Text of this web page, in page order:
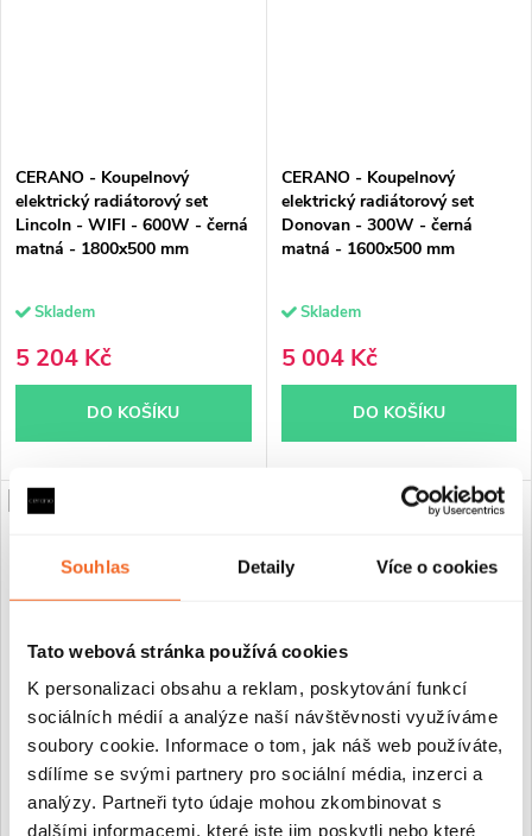
Souhlas Detaily Více o cookies
Tato webová stránka používá cookies
K personalizaci obsahu a reklam, poskytování funkcí
sociálních médií a analýze naší návštěvnosti využíváme
soubory cookie. Informace o tom, jak náš web používáte,
sdílíme se svými partnery pro sociální média, inzerci a
analýzy. Partneři tyto údaje mohou zkombinovat s
dalšími informacemi, které jste jim poskytli nebo které
CERANO - Koupelnový
elektrický radiátorový set
Lincoln - WIFI - 600W - černá
matná - 1800x500 mm
Skladem
5 204 Kč
DO KOŠÍKU
CERANO - Koupelnový
elektrický radiátorový set
Donovan - 300W - černá
matná - 1600x500 mm
Skladem
5 004 Kč
DO KOŠÍKU
PRODLOUŽENÁ ZÁRUKA
CERANO - Koupelnový
elektrický radiátorový set
Lincoln - 300W - černá matná
- 1200x500 mm
PRODLOUŽENÁ ZÁRUKA
CERANO - Koupelnový
elektrický radiátorový set
Lincoln - 600W - černá matná
- 1800x500 mm